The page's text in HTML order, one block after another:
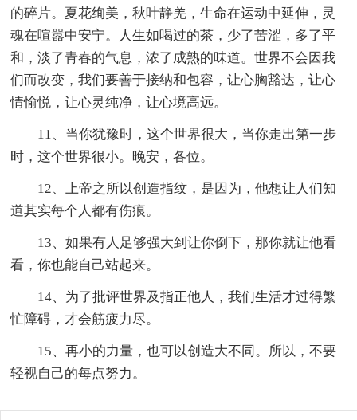
的碎片。夏花绚美，秋叶静羌，生命在运动中延伸，灵
魂在喧嚣中安宁。人生如喝过的茶，少了苦涩，多了平
和，淡了青春的气息，浓了成熟的味道。世界不会因我
们而改变，我们要善于接纳和包容，让心胸豁达，让心
情愉悦，让心灵纯净，让心境高远。
11、当你犹豫时，这个世界很大，当你走出第一步
时，这个世界很小。晚安，各位。
12、上帝之所以创造指纹，是因为，他想让人们知
道其实每个人都有伤痕。
13、如果有人足够强大到让你倒下，那你就让他看
看，你也能自己站起来。
14、为了批评世界及指正他人，我们生活才过得繁
忙障碍，才会筋疲力尽。
15、再小的力量，也可以创造大不同。所以，不要
轻视自己的每点努力。